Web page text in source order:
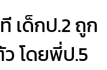
เด็กป.2 ถูก
โดยพี่ป.5